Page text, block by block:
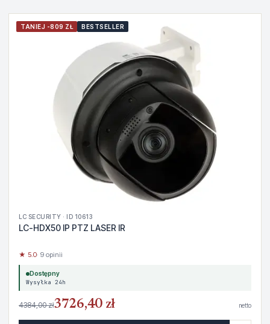
TANIEJ -809 ZŁ BESTSELLER
LC SECURITY · ID 10613
LC-HDX50 IP PTZ LASER IR
★ 5.0· 9 opinii
Dostępny
Wysyłka 24h
4384,00 zł3726,40 zł netto